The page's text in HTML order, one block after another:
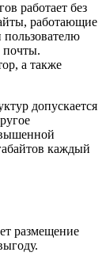
работает без
работающие
почты.
а также
допускается
каждый
размещение